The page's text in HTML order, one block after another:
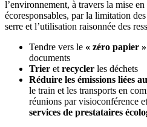
l’environnement, à travers la mise
écoresponsables, par la limitation
serre et l’utilisation raisonnée des
Tendre vers le « zéro papier »
documents
Trier etrecycler les déchets
Réduire les émissions liées
le train et les transports en
réunions par visioconférence
services de prestataires